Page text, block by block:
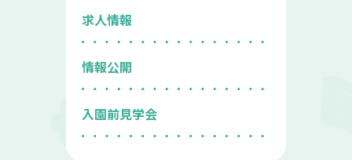
求人情報
情報公開
入園前見学会